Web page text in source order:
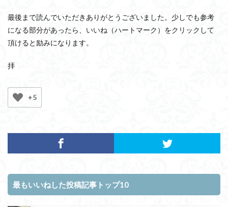
最後まで読んでいただきありがとうございました。少しでも参考
になる部分があったら、いいね（ハートマーク）をクリックして
頂けると励みになります。
拝
+5
最もいいねした投稿記事トップ10